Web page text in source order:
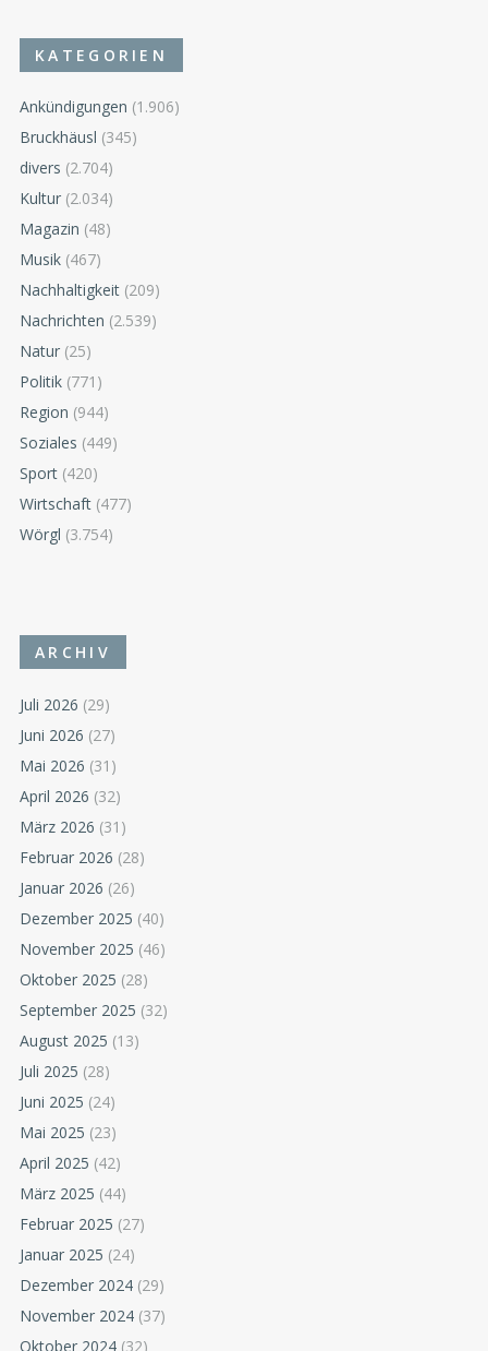
KATEGORIEN
Ankündigungen (1.906)
Bruckhäusl (345)
divers (2.704)
Kultur (2.034)
Magazin (48)
Musik (467)
Nachhaltigkeit (209)
Nachrichten (2.539)
Natur (25)
Politik (771)
Region (944)
Soziales (449)
Sport (420)
Wirtschaft (477)
Wörgl (3.754)
ARCHIV
Juli 2026 (29)
Juni 2026 (27)
Mai 2026 (31)
April 2026 (32)
März 2026 (31)
Februar 2026 (28)
Januar 2026 (26)
Dezember 2025 (40)
November 2025 (46)
Oktober 2025 (28)
September 2025 (32)
August 2025 (13)
Juli 2025 (28)
Juni 2025 (24)
Mai 2025 (23)
April 2025 (42)
März 2025 (44)
Februar 2025 (27)
Januar 2025 (24)
Dezember 2024 (29)
November 2024 (37)
Oktober 2024 (32)